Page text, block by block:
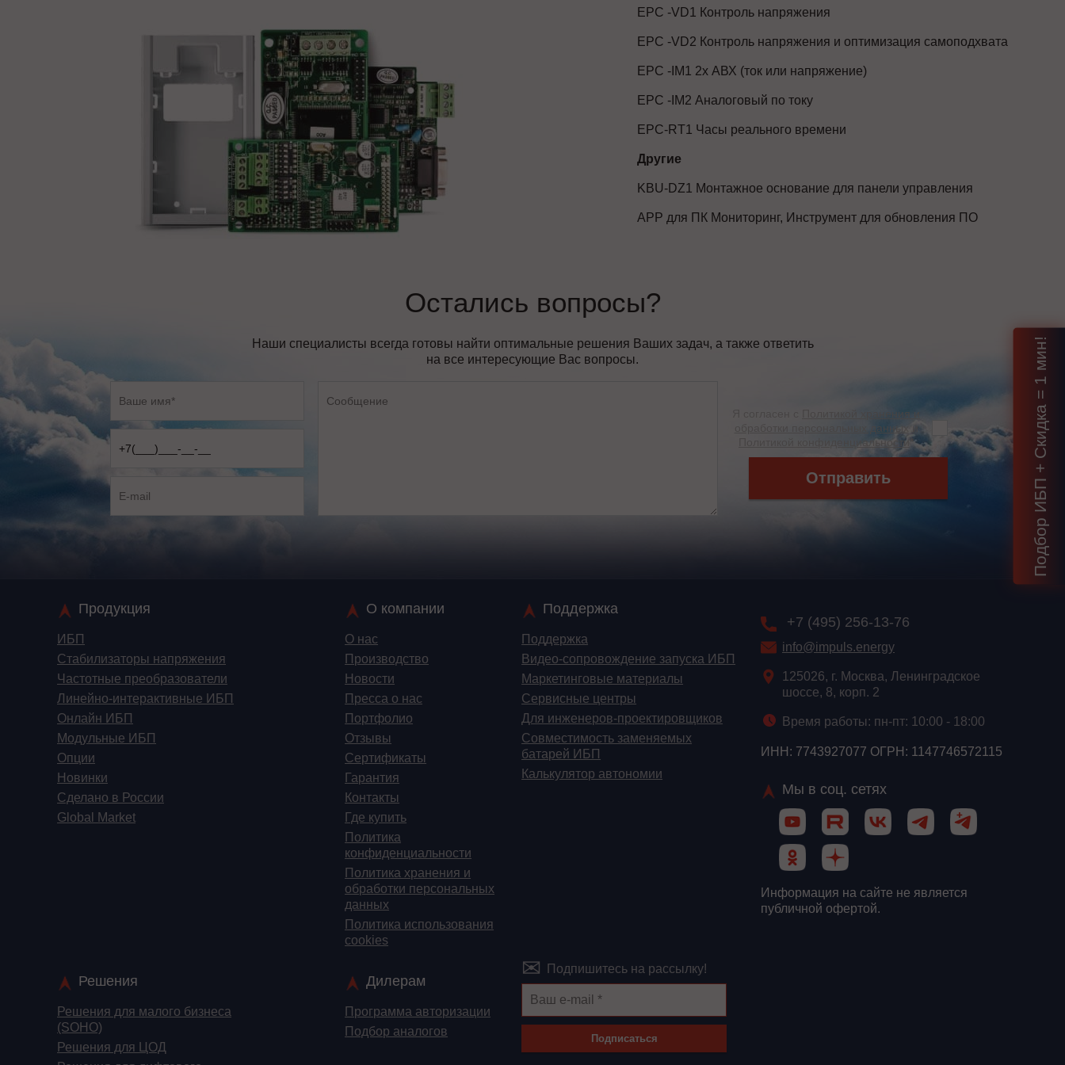
EPC -VD1 Контроль напряжения
EPC -VD2 Контроль напряжения и оптимизация самоподхвата
EPC -IM1 2x АВХ (ток или напряжение)
EPC -IM2 Аналоговый по току
EPC-RT1 Часы реального времени
Другие
KBU-DZ1 Монтажное основание для панели управления
АРР для ПК Мониторинг, Инструмент для обновления ПО
Остались вопросы?
Наши специалисты всегда готовы найти оптимальные решения Ваших задач, а также ответить
на все интересующие Вас вопросы.
Политикой хранения и
обработки персональных данных
и
Политикой конфиденциальности *
Отправить
+7 (495) 256-13-76
info@impuls.energy
125026, г. Москва, Ленинградское
шоссе, 8, корп. 2
Время работы: пн-пт: 10:00 - 18:00
ИНН: 7743927077 ОГРН: 1147746572115
Мы в соц. сетях
Информация на сайте не является
публичной офертой.
Продукция
ИБП
Стабилизаторы напряжения
Частотные преобразователи
Линейно-интерактивные ИБП
Онлайн ИБП
Модульные ИБП
Опции
Новинки
Сделано в России
Global Market
О компании
О нас
Производство
Новости
Пресса о нас
Портфолио
Отзывы
Сертификаты
Гарантия
Контакты
Где купить
Политика
конфиденциальности
Политика хранения и
обработки персональных
данных
Политика использования
cookies
Поддержка
Поддержка
Видео-сопровождение запуска ИБП
Маркетинговые материалы
Сервисные центры
Для инженеров-проектировщиков
Cовместимость заменяемых
батарей ИБП
Калькулятор автономии
Решения
Решения для малого бизнеса
(SOHO)
Решения для ЦОД
Дилерам
Программа авторизации
Подбор аналогов
Подпишитесь на рассылку!
Подписаться
Подбор ИБП + Скидка = 1 мин!